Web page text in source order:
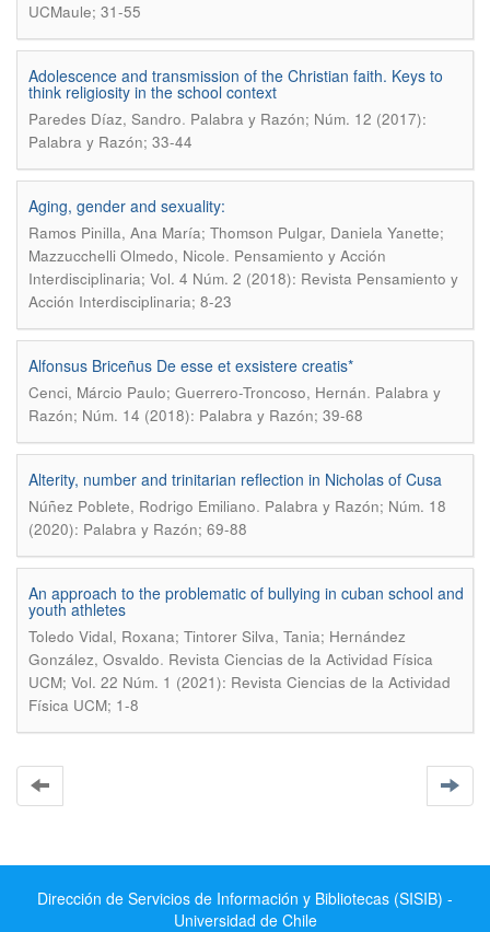
UCMaule; 31-55
Adolescence and transmission of the Christian faith. Keys to
think religiosity in the school context
Paredes Díaz, Sandro. Palabra y Razón; Núm. 12 (2017):
Palabra y Razón; 33-44
Aging, gender and sexuality:
Ramos Pinilla, Ana María; Thomson Pulgar, Daniela Yanette;
Mazzucchelli Olmedo, Nicole. Pensamiento y Acción
Interdisciplinaria; Vol. 4 Núm. 2 (2018): Revista Pensamiento y
Acción Interdisciplinaria; 8-23
Alfonsus Briceñus De esse et exsistere creatis*
Cenci, Márcio Paulo; Guerrero-Troncoso, Hernán. Palabra y
Razón; Núm. 14 (2018): Palabra y Razón; 39-68
Alterity, number and trinitarian reflection in Nicholas of Cusa
Núñez Poblete, Rodrigo Emiliano. Palabra y Razón; Núm. 18
(2020): Palabra y Razón; 69-88
An approach to the problematic of bullying in cuban school and
youth athletes
Toledo Vidal, Roxana; Tintorer Silva, Tania; Hernández
González, Osvaldo. Revista Ciencias de la Actividad Física
UCM; Vol. 22 Núm. 1 (2021): Revista Ciencias de la Actividad
Física UCM; 1-8
Dirección de Servicios de Información y Bibliotecas (SISIB) -
Universidad de Chile